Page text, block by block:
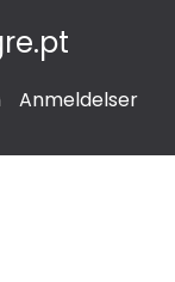
Anmeldelser